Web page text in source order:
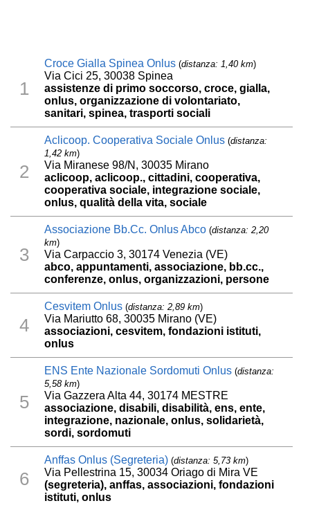
1
Croce Gialla Spinea Onlus (distanza: 1,40 km)
Via Cici 25, 30038 Spinea
assistenze di primo soccorso, croce, gialla,
onlus, organizzazione di volontariato,
sanitari, spinea, trasporti sociali
2
Aclicoop. Cooperativa Sociale Onlus (distanza:
1,42 km)
Via Miranese 98/N, 30035 Mirano
aclicoop, aclicoop., cittadini, cooperativa,
cooperativa sociale, integrazione sociale,
onlus, qualità della vita, sociale
3
Associazione Bb.Cc. Onlus Abco (distanza: 2,20
km)
Via Carpaccio 3, 30174 Venezia (VE)
abco, appuntamenti, associazione, bb.cc.,
conferenze, onlus, organizzazioni, persone
4
Cesvitem Onlus (distanza: 2,89 km)
Via Mariutto 68, 30035 Mirano (VE)
associazioni, cesvitem, fondazioni istituti,
onlus
5
ENS Ente Nazionale Sordomuti Onlus (distanza:
5,58 km)
Via Gazzera Alta 44, 30174 MESTRE
associazione, disabili, disabilità, ens, ente,
integrazione, nazionale, onlus, solidarietà,
sordi, sordomuti
6
Anffas Onlus (Segreteria) (distanza: 5,73 km)
Via Pellestrina 15, 30034 Oriago di Mira VE
(segreteria), anffas, associazioni, fondazioni
istituti, onlus